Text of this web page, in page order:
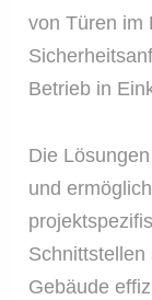
von Türen im
Betrieb in
Die
und
Schnittstellen
Gebäude